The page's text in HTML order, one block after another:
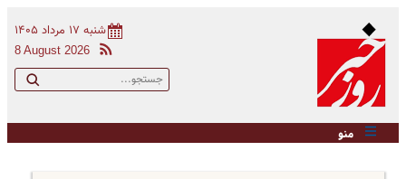
شنبه ۱۷ مرداد ۱۴۰۵
8 August 2026
منو